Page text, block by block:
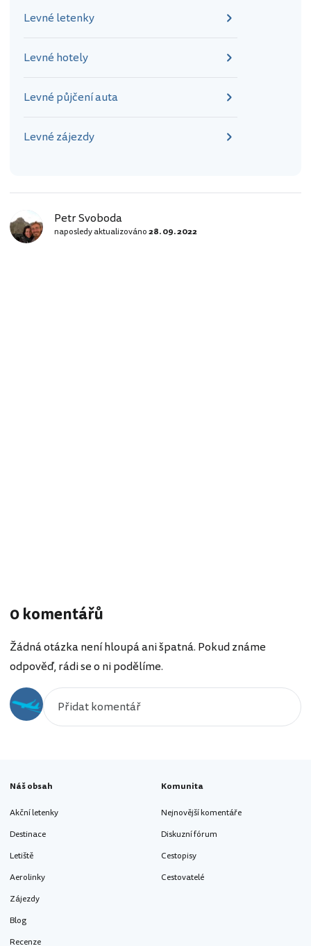
Levné letenky
Levné hotely
Levné půjčení auta
Levné zájezdy
Petr Svoboda
naposledy aktualizováno28. 09. 2022
0 komentářů
Žádná otázka není hloupá ani špatná. Pokud známe
odpověď, rádi se o ni podělíme.
Náš obsah
Akční letenky
Destinace
Letiště
Aerolinky
Zájezdy
Blog
Recenze
Komunita
Nejnovější komentáře
Diskuzní fórum
Cestopisy
Cestovatelé